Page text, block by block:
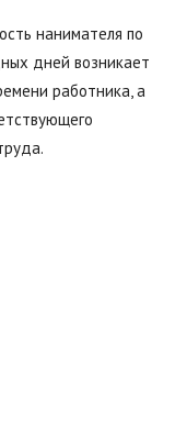
нанимателя по
дней возникает
работника, а